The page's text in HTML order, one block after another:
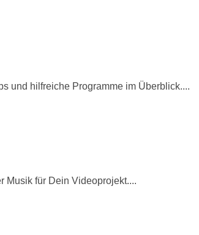
und hilfreiche Programme im Überblick....
Musik für Dein Videoprojekt....